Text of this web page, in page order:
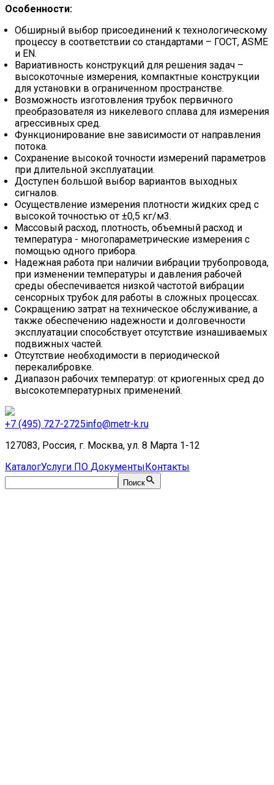
Особенности:
Обширный выбор присоединений к технологическому
процессу в соответствии со стандартами – ГОСТ, ASME
и EN.
Вариативность конструкций для решения задач –
высокоточные измерения, компактные конструкции
для установки в ограниченном пространстве.
Возможность изготовления трубок первичного
преобразователя из никелевого сплава для измерения
агрессивных сред.
Функционирование вне зависимости от направления
потока.
Сохранение высокой точности измерений параметров
при длительной эксплуатации.
Доступен большой выбор вариантов выходных
сигналов.
Осуществление измерения плотности жидких сред с
высокой точностью от ±0,5 кг/м3.
Массовый расход, плотность, объемный расход и
температура - многопараметрические измерения с
помощью одного прибора.
Надежная работа при наличии вибрации трубопровода,
при изменении температуры и давления рабочей
среды обеспечивается низкой частотой вибрации
сенсорных трубок для работы в сложных процессах.
Сокращению затрат на техническое обслуживание, а
также обеспечению надежности и долговечности
эксплуатации способствует отсутствие изнашиваемых
подвижных частей.
Отсутствие необходимости в периодической
перекалибровке.
Диапазон рабочих температур: от криогенных сред до
высокотемпературных применений.
+7 (495) 727-2725info@metr-k.ru
127083, Россия, г. Москва, ул. 8 Марта 1-12
КаталогУслуги ПО ДокументыКонтакты
Поиск